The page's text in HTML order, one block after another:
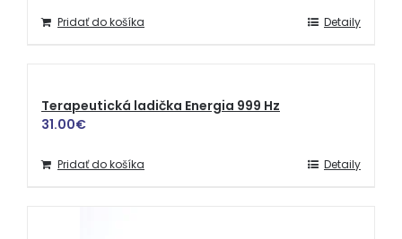
Pridať do košíka Detaily
Terapeutická ladička Energia 999 Hz
31.00€
Pridať do košíka Detaily